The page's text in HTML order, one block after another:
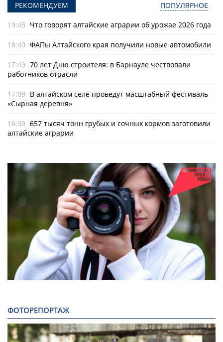
РЕКОМЕНДУЕМ ПОПУЛЯРНОЕ
19:45 Что говорят алтайские аграрии об урожае 2026 года
18:40 ФАПы Алтайского края получили новые автомобили
17:49 70 лет Дню строителя: в Барнауле чествовали
работников отрасли
17:09 В алтайском селе проведут масштабный фестиваль
«Сырная деревня»
16:30 657 тысяч тонн грубых и сочных кормов заготовили
алтайские аграрии
ФОТОРЕПОРТАЖ